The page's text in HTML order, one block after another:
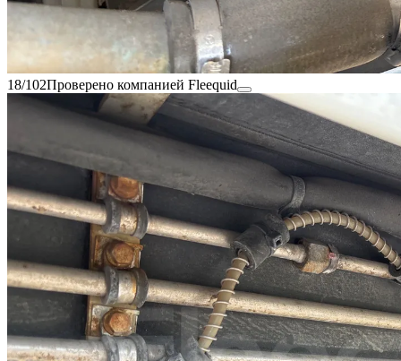
18/102Проверено компанией Fleequid